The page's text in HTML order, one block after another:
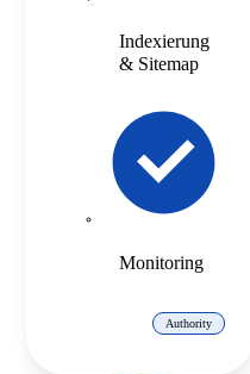
Indexierung
& Sitemap
Monitoring
Authority